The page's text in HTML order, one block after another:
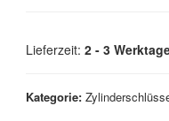
Kategorie
Lieferzeit: 2 - 3